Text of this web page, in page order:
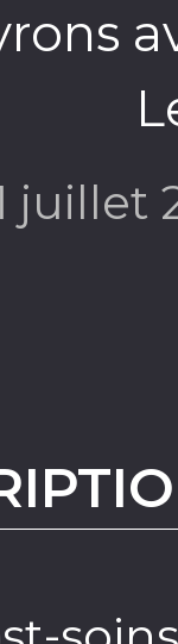
juillet